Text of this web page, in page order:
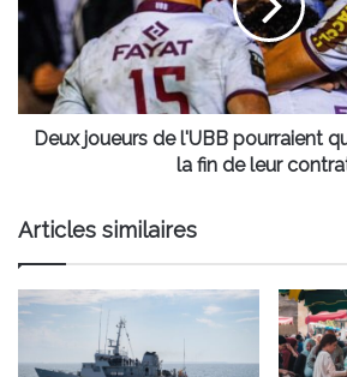
pourraient
quitter
club
avant
contrat
!
Deux joueurs de l'UBB pourraient
la fin de leur
Articles similaires